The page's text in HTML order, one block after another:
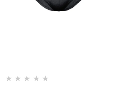
★ ★ ★ ★ ★